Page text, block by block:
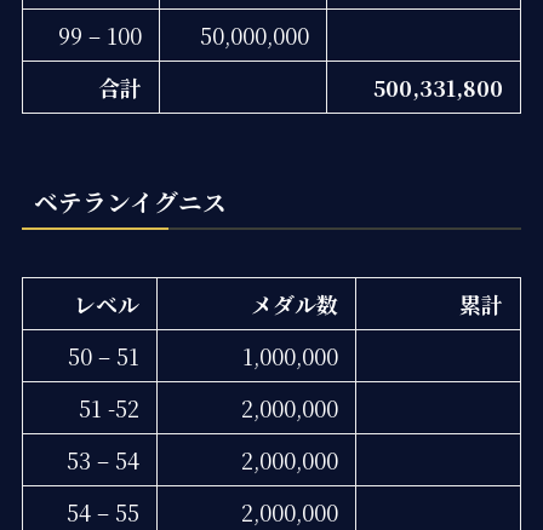
99 – 100
50,000,000
合計
500,331,800
ベテランイグニス
レベル メダル数
累計
50 – 51
1,000,000
51 -52
2,000,000
53 – 54
2,000,000
54 – 55
2,000,000